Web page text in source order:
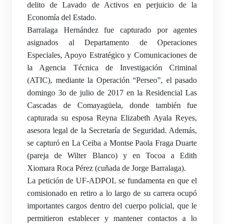
delito de Lavado de Activos en perjuicio de la
Economía del Estado.
Barralaga Hernández fue capturado por agentes
asignados al Departamento de Operaciones
Especiales, Apoyo Estratégico y Comunicaciones de
la Agencia Técnica de Investigación Criminal
(ATIC), mediante la Operación “Perseo”, el pasado
domingo 3o de julio de 2017 en la Residencial Las
Cascadas de Comayagüela, donde también fue
capturada su esposa Reyna Elizabeth Ayala Reyes,
asesora legal de la Secretaría de Seguridad. Además,
se capturó en La Ceiba a Montse Paola Fraga Duarte
(pareja de Wilter Blanco) y en Tocoa a Edith
Xiomara Roca Pérez (cuñada de Jorge Barralaga).
La petición de UF-ADPOL se fundamenta en que el
comisionado en retiro a lo largo de su carrera ocupó
importantes cargos dentro del cuerpo policial, que le
permitieron establecer y mantener contactos a lo